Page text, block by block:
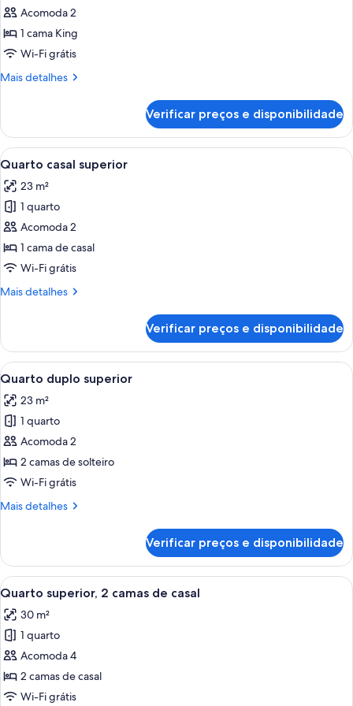
de
Suíte
Acomoda 2
1 cama King
Wi-Fi grátis
Mais detalhes
Mais
Verificar preços e disponibilidade
Carrega
todas
as
fotos
de
Quarto
casal
Quarto de hotel com uma cama,
5
Quarto casal superior
23 m²
1 quarto
Acomoda 2
1 cama de casal
Wi-Fi grátis
Mais detalhes
Mais
casal
superior
Verificar preços e disponibilidade
Carrega
todas
as
fotos
de
Quarto
duplo
Quarto de hotel com duas camas,
7
Quarto duplo superior
23 m²
1 quarto
Acomoda 2
2 camas de solteiro
Wi-Fi grátis
Mais detalhes
Mais
duplo
superior
Verificar preços e disponibilidade
Carrega
todas
as
fotos
de
Quarto
superior,
Quarto de hotel com duas camas,
7
Quarto superior, 2 camas de casal
30 m²
1 quarto
Acomoda 4
2 camas de casal
Wi-Fi grátis